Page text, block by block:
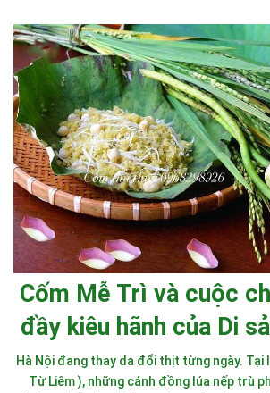
Cốm Mễ Trì và cuộc
đầy kiêu hãnh của Di
Hà Nội đang thay da đổi thịt từng ngày. Tại
Từ Liêm ), những cánh đồng lúa nếp trù